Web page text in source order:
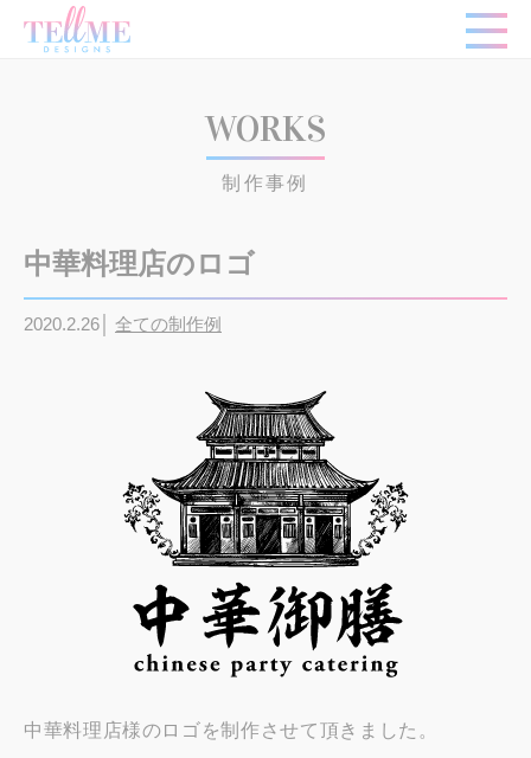
WORKS
制作事例
中華料理店のロゴ
2020.2.26│ 全ての制作例
中華料理店様のロゴを制作させて頂きました。